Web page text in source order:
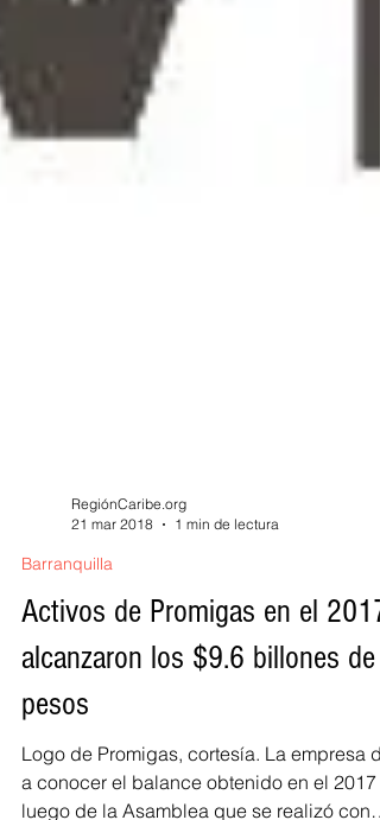
RegiónCaribe.org
21 mar 2018
Barranquilla
Activos de Promigas en el 2017
alcanzaron los $9.6 billones de
Logo de Promigas, cortesía. La empresa
a conocer el balance obtenido en el 2017